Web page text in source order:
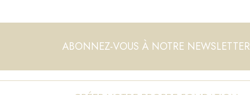
ABONNEZ-VOUS À NOTRE NEWSLETTER